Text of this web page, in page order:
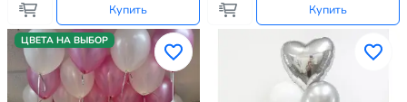
Купить Купить
ЦВЕТА НА ВЫБОР